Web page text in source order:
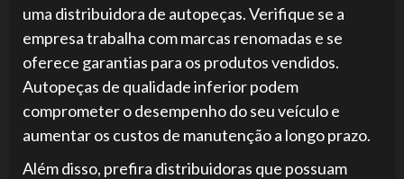
uma distribuidora de autopeças. Verifique se a
empresa trabalha com marcas renomadas e se
oferece garantias para os produtos vendidos.
Autopeças de qualidade inferior podem
comprometer o desempenho do seu veículo e
aumentar os custos de manutenção a longo prazo.
Além disso, prefira distribuidoras que possuam